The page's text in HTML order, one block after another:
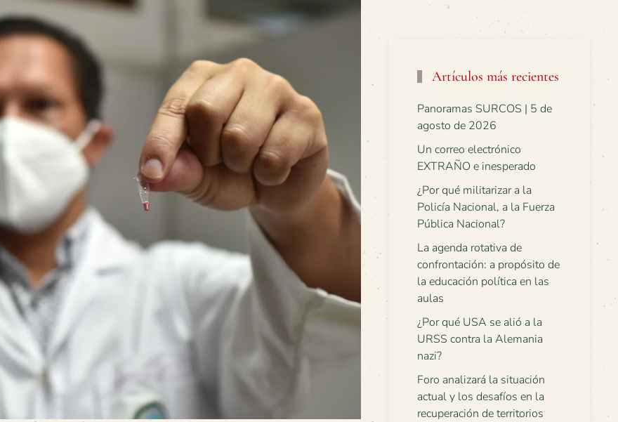
Artículos más recientes
Panoramas SURCOS | 5 de
agosto de 2026
Un correo electrónico
EXTRAÑO e inesperado
¿Por qué militarizar a la
Policía Nacional, a la Fuerza
Pública Nacional?
La agenda rotativa de
confrontación: a propósito de
la educación política en las
aulas
¿Por qué USA se alió a la
URSS contra la Alemania
nazi?
Foro analizará la situación
actual y los desafíos en la
recuperación de territorios